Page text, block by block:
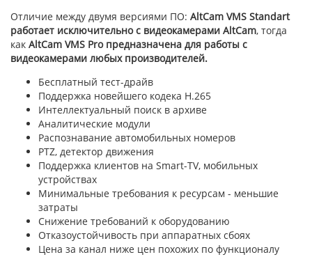
Отличие между двумя версиями ПО: AltCam VMS Standart
работает исключительно с видеокамерами AltCam, тогда
как AltCam VMS Pro предназначена для работы с
видеокамерами любых производителей.
Бесплатный тест-драйв
Поддержка новейшего кодека H.265
Интеллектуальный поиск в архиве
Аналитические модули
Распознавание автомобильных номеров
PTZ, детектор движения
Поддержка клиентов на Smart-TV, мобильных
устройствах
Минимальные требования к ресурсам - меньшие
затраты
Снижение требований к оборудованию
Отказоустойчивость при аппаратных сбоях
Цена за канал ниже цен похожих по функционалу